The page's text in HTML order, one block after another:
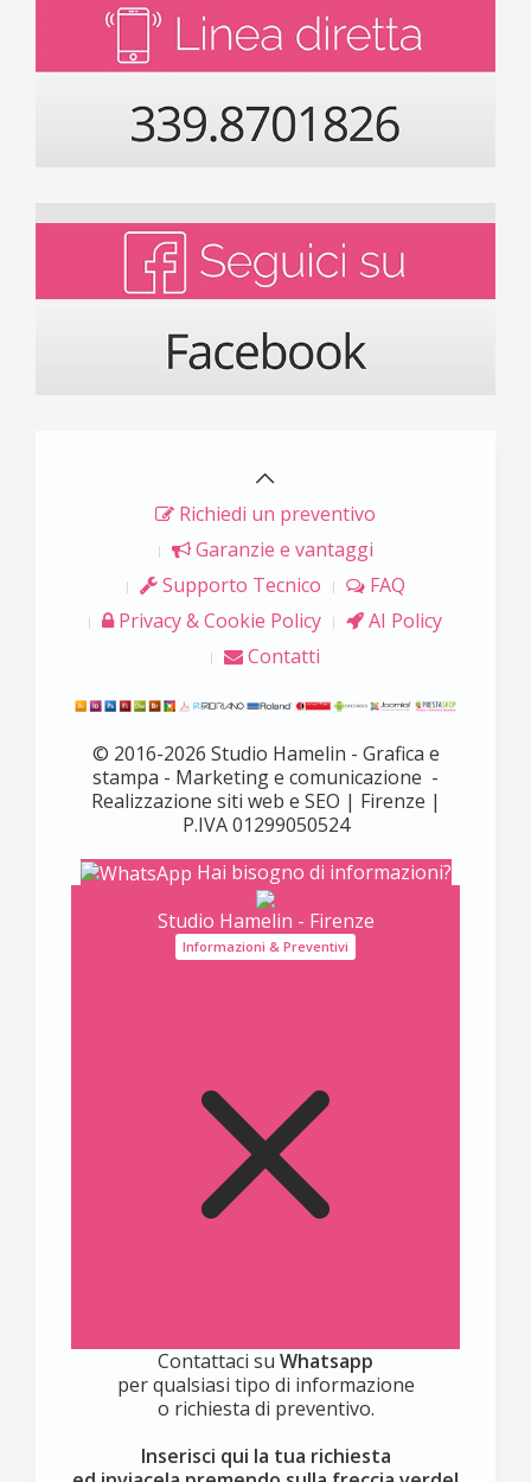
Richiedi un preventivo
Garanzie e vantaggi
Supporto Tecnico
FAQ
Privacy & Cookie Policy
AI Policy
Contatti
© 2016-2026 Studio Hamelin - Grafica e
stampa - Marketing e comunicazione -
Realizzazione siti web e SEO | Firenze |
P.IVA 01299050524
Hai bisogno di informazioni?
Studio Hamelin - Firenze
Informazioni & Preventivi
Contattaci su Whatsapp
per qualsiasi tipo di informazione
o richiesta di preventivo.
Inserisci qui la tua richiesta